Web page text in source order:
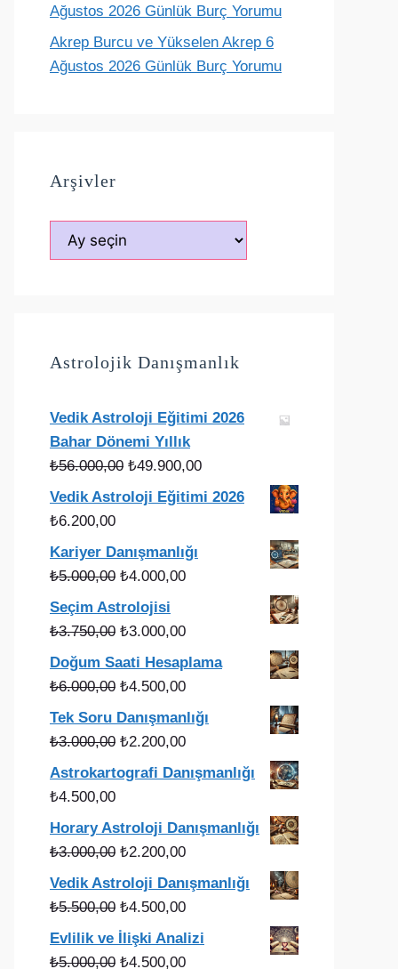
Ağustos 2026 Günlük Burç Yorumu
Akrep Burcu ve Yükselen Akrep 6
Ağustos 2026 Günlük Burç Yorumu
Arşivler
Arşivler
Astrolojik Danışmanlık
Vedik Astroloji Eğitimi 2026
Bahar Dönemi Yıllık
₺56.000,00 Orijinal
fiyat:
₺49.900,00Şu
andaki
₺49.900,00.
Vedik Astroloji Eğitimi 2026
₺6.200,00
Kariyer Danışmanlığı
₺5.000,00 Orijinal
fiyat:
₺5.000,00.
₺4.000,00Şu
fiyat:
Seçim Astrolojisi
₺3.750,00 Orijinal
fiyat:
₺3.750,00.
₺3.000,00Şu
andaki
fiyat:
Doğum Saati Hesaplama
₺6.000,00 Orijinal
fiyat:
₺6.000,00.
₺4.500,00Şu
andaki
fiyat:
Tek Soru Danışmanlığı
₺3.000,00 Orijinal
fiyat:
₺2.200,00Şu
Astrokartografi Danışmanlığı
₺4.500,00
Horary Astroloji Danışmanlığı
₺3.000,00 Orijinal
fiyat:
₺3.000,00.
₺2.200,00Şu
fiyat:
Vedik Astroloji Danışmanlığı
₺5.500,00 Orijinal
fiyat:
₺5.500,00.
₺4.500,00Şu
andaki
fiyat:
Evlilik ve İlişki Analizi
₺5.000,00 Orijinal
₺4.500,00Şu